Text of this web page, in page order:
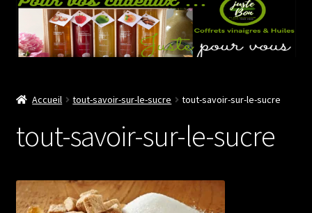
Boutique
le
menu
Accueil tout-savoir-sur-le-sucre tout-savoir-sur-le-sucre
tout-savoir-sur-le-sucre